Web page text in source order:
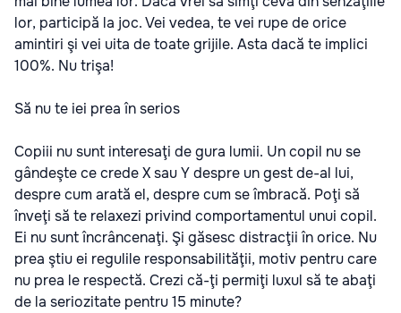
lor, participă la joc. Vei vedea, te vei rupe de orice
amintiri şi vei uita de toate grijile. Asta dacă te implici
100%. Nu trişa!
Să nu te iei prea în serios
Copiii nu sunt interesaţi de gura lumii. Un copil nu se
gândeşte ce crede X sau Y despre un gest de-al lui,
despre cum arată el, despre cum se îmbracă. Poţi să
înveţi să te relaxezi privind comportamentul unui copil.
Ei nu sunt încrâncenaţi. Şi găsesc distracţii în orice. Nu
prea ştiu ei regulile responsabilităţii, motiv pentru care
nu prea le respectă. Crezi că-ţi permiţi luxul să te abaţi
de la seriozitate pentru 15 minute?